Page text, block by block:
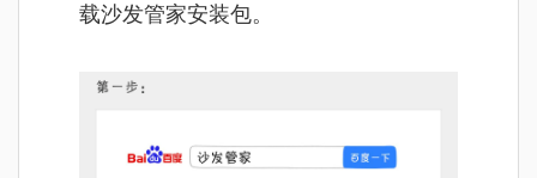
载沙发管家安装包。